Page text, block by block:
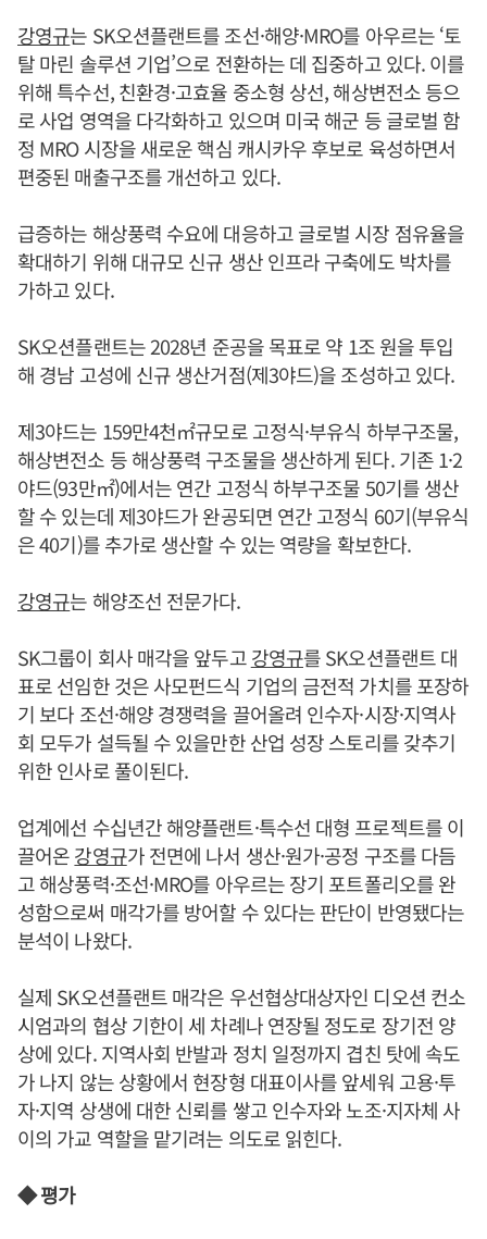
강영규는 SK오션플랜트를 조선·해양·MRO를 아우르는 ‘토
탈 마린 솔루션 기업’으로 전환하는 데 집중하고 있다. 이를
위해 특수선, 친환경·고효율 중소형 상선, 해상변전소 등으
로 사업 영역을 다각화하고 있으며 미국 해군 등 글로벌 함
정 MRO 시장을 새로운 핵심 캐시카우 후보로 육성하면서
편중된 매출구조를 개선하고 있다.
급증하는 해상풍력 수요에 대응하고 글로벌 시장 점유율을
확대하기 위해 대규모 신규 생산 인프라 구축에도 박차를
가하고 있다.
SK오션플랜트는 2028년 준공을 목표로 약 1조 원을 투입
해 경남 고성에 신규 생산거점(제3야드)을 조성하고 있다.
제3야드는 159만4천㎡규모로 고정식·부유식 하부구조물,
해상변전소 등 해상풍력 구조물을 생산하게 된다. 기존 1·2
야드(93만㎡)에서는 연간 고정식 하부구조물 50기를 생산
할 수 있는데 제3야드가 완공되면 연간 고정식 60기(부유식
은 40기)를 추가로 생산할 수 있는 역량을 확보한다.
강영규는 해양조선 전문가다.
SK그룹이 회사 매각을 앞두고강영규를 SK오션플랜트 대
표로 선임한 것은 사모펀드식 기업의 금전적 가치를 포장하
기 보다 조선·해양 경쟁력을 끌어올려 인수자·시장·지역사
회 모두가 설득될 수 있을만한 산업 성장 스토리를 갖추기
위한 인사로 풀이된다.
업계에선 수십년간 해양플랜트·특수선 대형 프로젝트를 이
끌어온강영규가 전면에 나서 생산·원가·공정 구조를 다듬
고 해상풍력·조선·MRO를 아우르는 장기 포트폴리오를 완
성함으로써 매각가를 방어할 수 있다는 판단이 반영됐다는
분석이 나왔다.
실제 SK오션플랜트 매각은 우선협상대상자인 디오션 컨소
시엄과의 협상 기한이 세 차례나 연장될 정도로 장기전 양
상에 있다. 지역사회 반발과 정치 일정까지 겹친 탓에 속도
가 나지 않는 상황에서 현장형 대표이사를 앞세워 고용·투
자·지역 상생에 대한 신뢰를 쌓고 인수자와 노조·지자체 사
이의 가교 역할을 맡기려는 의도로 읽힌다.
◆ 평가